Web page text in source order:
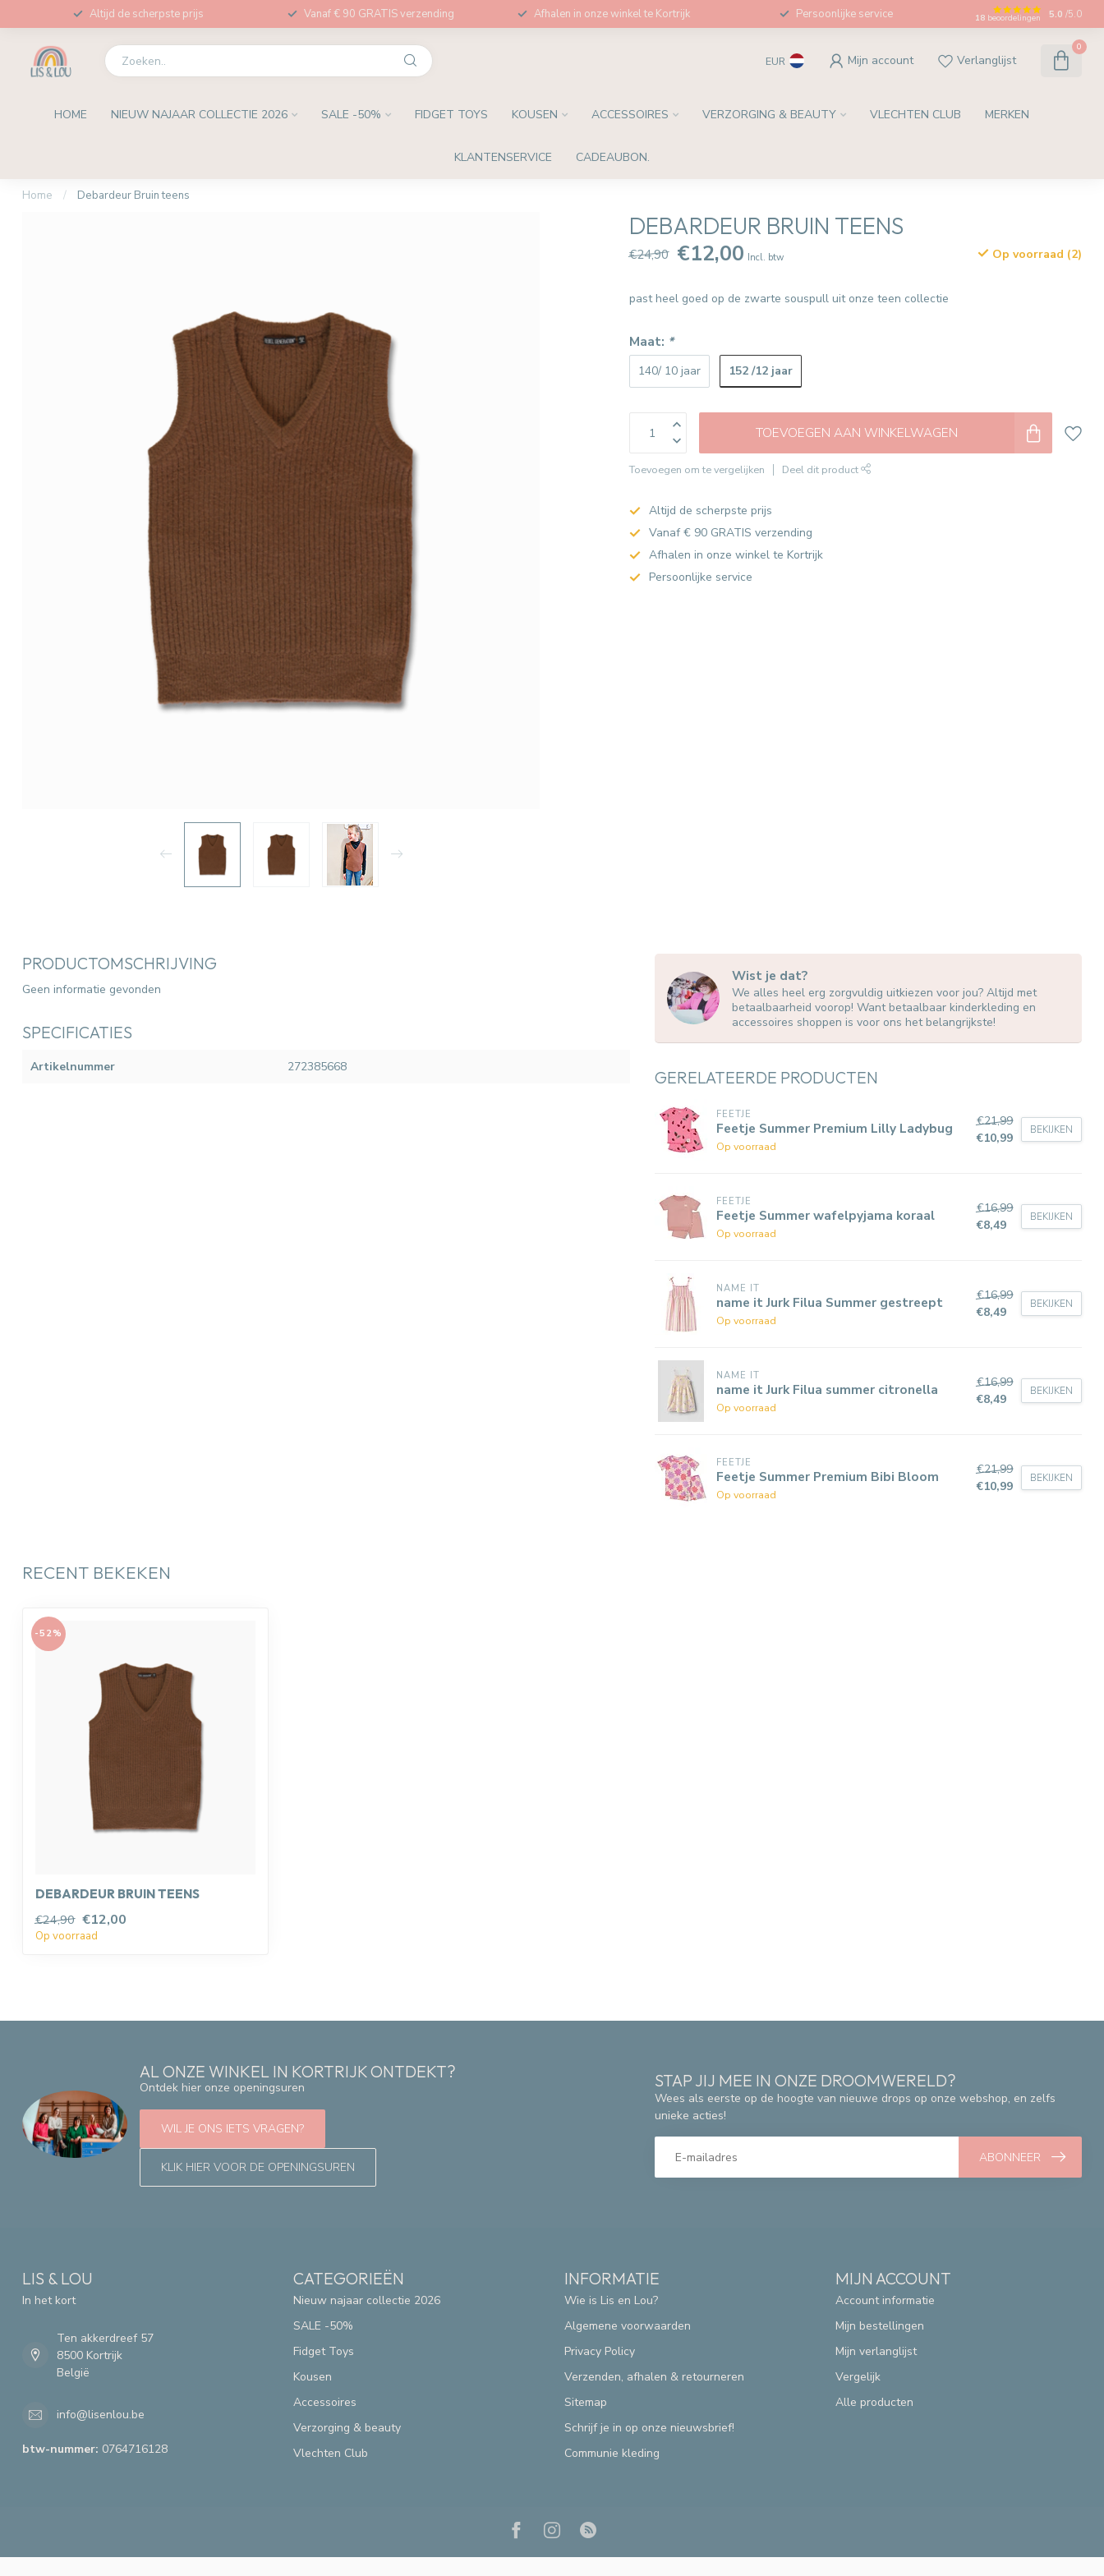
Altijd de scherpste prijs Vanaf € 90 GRATIS verzending Afhalen in onze winkel te Kortrijk Persoonlijke service 18 beoordelingen 5.0 /5.0
EUR Mijn account Verlanglijst
0
HOME NIEUW NAJAAR COLLECTIE 2026 SALE -50% FIDGET TOYS KOUSEN ACCESSOIRES VERZORGING & BEAUTY VLECHTEN CLUB MERKEN
KLANTENSERVICE CADEAUBON.
Home / Debardeur Bruin teens
DEBARDEUR BRUIN TEENS
€24,90 €12,00 Incl. btw Op voorraad (2)
past heel goed op de zwarte souspull uit onze teen collectie
Maat: *
140/ 10 jaar 152 /12 jaar
TOEVOEGEN AAN WINKELWAGEN
Toevoegen om te vergelijken Deel dit product
Altijd de scherpste prijs
Vanaf € 90 GRATIS verzending
Afhalen in onze winkel te Kortrijk
Persoonlijke service
PRODUCTOMSCHRIJVING
Geen informatie gevonden
SPECIFICATIES
Artikelnummer 272385668
Wist je dat?
We alles heel erg zorgvuldig uitkiezen voor jou? Altijd met
betaalbaarheid voorop! Want betaalbaar kinderkleding en
accessoires shoppen is voor ons het belangrijkste!
GERELATEERDE PRODUCTEN
FEETJE
Feetje Summer Premium Lilly Ladybug
Op voorraad
€21,99
€10,99
BEKIJKEN
FEETJE
Feetje Summer wafelpyjama koraal
Op voorraad
€16,99
€8,49
BEKIJKEN
NAME IT
name it Jurk Filua Summer gestreept
Op voorraad
€16,99
€8,49
BEKIJKEN
NAME IT
name it Jurk Filua summer citronella
Op voorraad
€16,99
€8,49
BEKIJKEN
FEETJE
Feetje Summer Premium Bibi Bloom
Op voorraad
€21,99
€10,99
BEKIJKEN
RECENT BEKEKEN
-52%
DEBARDEUR BRUIN TEENS
€24,90 €12,00
Op voorraad
AL ONZE WINKEL IN KORTRIJK ONTDEKT?
Ontdek hier onze openingsuren
WIL JE ONS IETS VRAGEN?
KLIK HIER VOOR DE OPENINGSUREN
STAP JIJ MEE IN ONZE DROOMWERELD?
Wees als eerste op de hoogte van nieuwe drops op onze webshop, en zelfs
unieke acties!
ABONNEER
LIS & LOU
In het kort
Ten akkerdreef 57
8500 Kortrijk
België
info@lisenlou.be
btw-nummer: 0764716128
CATEGORIEËN
Nieuw najaar collectie 2026
SALE -50%
Fidget Toys
Kousen
Accessoires
Verzorging & beauty
Vlechten Club
INFORMATIE
Wie is Lis en Lou?
Algemene voorwaarden
Privacy Policy
Verzenden, afhalen & retourneren
Sitemap
Schrijf je in op onze nieuwsbrief!
Communie kleding
MIJN ACCOUNT
Account informatie
Mijn bestellingen
Mijn verlanglijst
Vergelijk
Alle producten